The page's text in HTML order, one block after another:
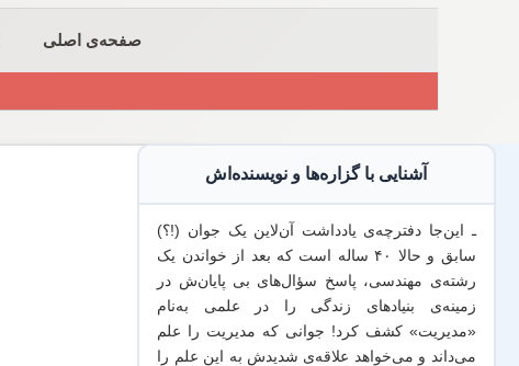
صفحه‌ی اصلی
آشنایی با گزاره‌ها و نویسنده‌اش
ـ این‌جا دفترچه‌ی یادداشت‌ آن‌لاین یک جوان (!؟)
سابق و حالا ۴۰ ساله است که بعد از خواندن یک
رشته‌ی مهندسی، پاسخ سؤال‌های بی پایان‌ش در
زمینه‌ی بنیادهای زندگی را در علمی به‌نام
«مدیریت» کشف کرد! جوانی که مدیریت را علم
می‌داند و می‌خواهد علاقه‌ی شدیدش به این علم را